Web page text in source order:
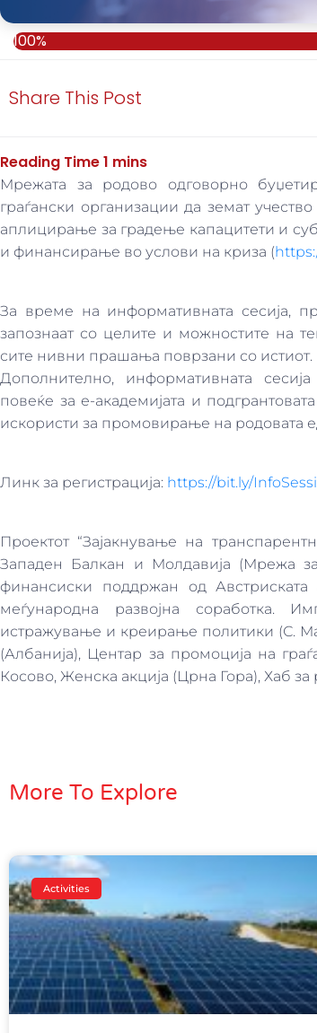
100%
Share This Post
Мрежата за родово одговорно
граѓански организации да земат
аплицирање за градење капацитети и
и финансирање во услови на криза (
За време на информативната сесија,
запознаат со целите и можностите на
сите нивни прашања поврзани со истиот.
Дополнително, информативната
повеќе за е-академијата и
искористи за промовирање на родовата
Линк за регистрација: https://bit.ly/
Проектот “Зајакнување на
Западен Балкан и Молдавија (Мрежа
финансиски поддржан од Австриската
меѓународна развојна соработка.
истражување и креирање политики (С.
(Албанија), Центар за промоција на
Косово, Женска акција (Црна Гора), Хаб
More To Explore
Activities